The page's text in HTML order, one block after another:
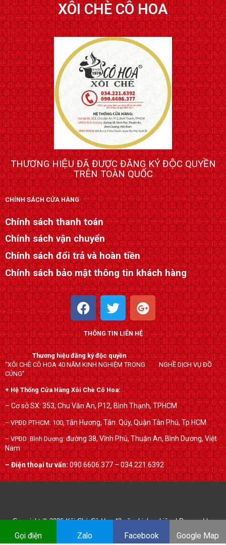
XÔI CHÈ CÔ HOA
THƯƠNG HIỆU ĐÃ ĐƯỢC ĐĂNG KÝ ĐỘC QUYỀN
TRÊN TOÀN QUỐC
CHÍNH SÁCH CỬA HÀNG
Chính sách thanh toán
Chính sách vận chuyển
Chính sách đổi trả và hoàn tiền
Chính sách bảo mật thông tin khách hàng
F
a
c
e
b
o
o
k
T
w
i
t
t
e
r
G
o
o
g
l
e
-
p
l
u
s
THÔNG TIN LIÊN HỆ
Thương hiệu đăng ký độc quyền
“XÔI CHÈ CÔ HOA 40 NĂM KINH NGHIỆM TRONG NGHỀ DỊCH VỤ ĐỒ
CÚNG”
+ Hệ Thống Cửa Hàng Xôi Chè Cô Hoa:
– Cơ sở SX: 353, Chu Văn An, P12, Bình Thạnh, TPHCM
– VPĐD PTHCM: 100, Tân Hương, Tân Qúy,Quận Tân Phú, Tp.HCM
– VPĐD Bình Dương:đường 38, Vĩnh Phú, Thuận An, Bình Dương, Việt
Nam
– Điện thoại tư vấn:090.6606.377 – 034.221.6392
Copyright © 2026Xôi Chè Cô Hoa 40 năm kinh nghiệm| Powered by
xoichecohoa.com
Gọi điện Zalo Facebook Google Map